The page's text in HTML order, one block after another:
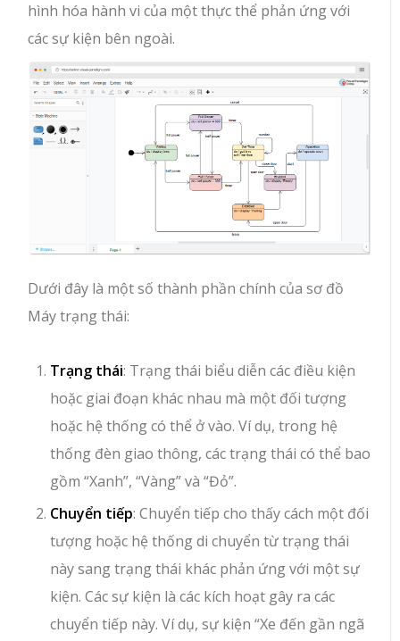
hình hóa hành vi của một thực thể phản ứng với
các sự kiện bên ngoài.
Dưới đây là một số thành phần chính của sơ đồ
Máy trạng thái:
Trạng thái: Trạng thái biểu diễn các điều kiện
hoặc giai đoạn khác nhau mà một đối tượng
hoặc hệ thống có thể ở vào. Ví dụ, trong hệ
thống đèn giao thông, các trạng thái có thể bao
gồm “Xanh”, “Vàng” và “Đỏ”.
Chuyển tiếp: Chuyển tiếp cho thấy cách một đối
tượng hoặc hệ thống di chuyển từ trạng thái
này sang trạng thái khác phản ứng với một sự
kiện. Các sự kiện là các kích hoạt gây ra các
chuyển tiếp này. Ví dụ, sự kiện “Xe đến gần ngã